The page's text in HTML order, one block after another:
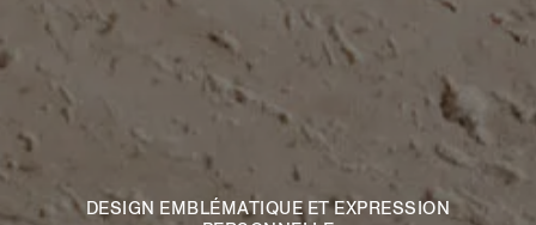
DESIGN EMBLÉMATIQUE ET EXPRESSION